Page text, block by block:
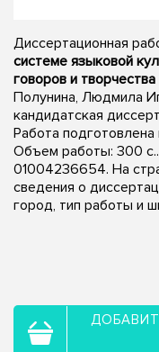
Диссертационная
системе языковой
говоров и
Полунина, Людмила
кандидатская
Работа
Объем работы: 300 с..
01004236654. На
сведения о
город, тип работы и